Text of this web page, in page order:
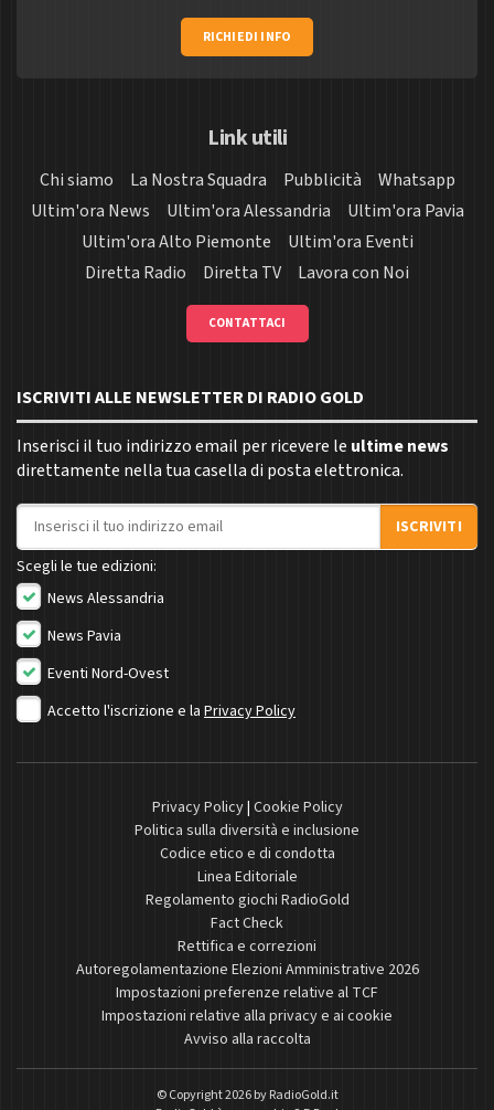
RICHIEDI INFO
Link utili
Chi siamo La Nostra Squadra Pubblicità
Whatsapp
Ultim'ora News
Ultim'ora Alessandria
Ultim'ora Pavia
Ultim'ora Alto Piemonte
Ultim'ora Eventi
Diretta Radio
Diretta TV Lavora con Noi
CONTATTACI
ISCRIVITI ALLE NEWSLETTER DI RADIO GOLD
Inserisci il tuo indirizzo email per ricevere le ultime news
direttamente nella tua casella di posta elettronica.
Indirizzo email
ISCRIVITI
Scegli le tue edizioni:
News Alessandria
News Pavia
Eventi Nord-Ovest
Accetto l'iscrizione e la Privacy Policy
Privacy Policy| Cookie Policy
Politica sulla diversità e inclusione
Codice etico e di condotta
Linea Editoriale
Regolamento giochi RadioGold
Fact Check
Rettifica e correzioni
Autoregolamentazione Elezioni Amministrative 2026
Impostazioni preferenze relative al TCF
Impostazioni relative alla privacy e ai cookie
Avviso alla raccolta
© Copyright 2026 byRadioGold.it